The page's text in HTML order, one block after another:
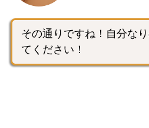
その通りですね！自分な
てください！